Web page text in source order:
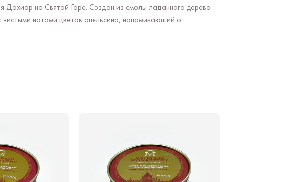
Дохиар на Святой Горе. Создан из смолы ладанного дерева
нотами цветов апельсина, напоминающий о